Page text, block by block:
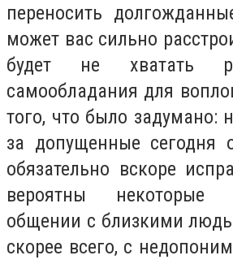
переносить
может вас сильно
будет не хватать
самообладания для
того, что было задумано:
за допущенные сегодня
обязательно вскоре
вероятны некоторые
общении с близкими
скорее всего, с